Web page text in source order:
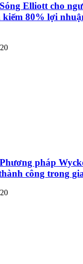
Elliott cho
80% lợi
pháp
công trong